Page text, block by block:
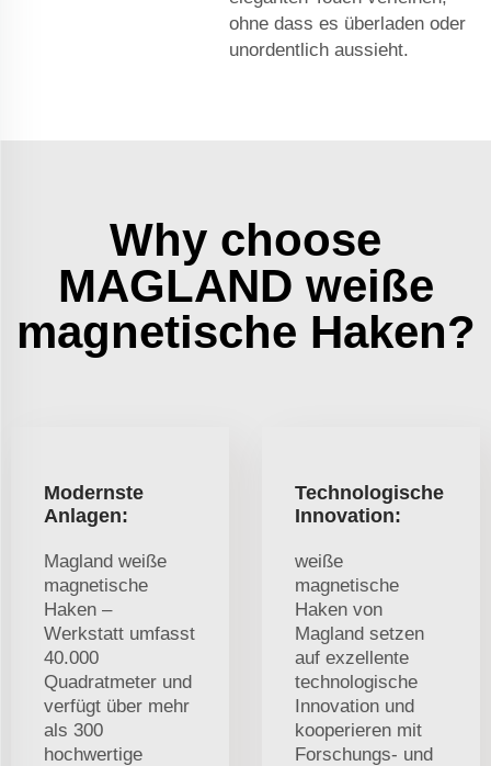
ohne dass es überladen oder
unordentlich aussieht.
Why choose
MAGLAND weiße
magnetische Haken?
Modernste
Anlagen:
Magland weiße
magnetische
Haken –
Werkstatt umfasst
40.000
Quadratmeter und
verfügt über mehr
als 300
hochwertige
Technologische
Innovation:
weiße
magnetische
Haken von
Magland setzen
auf exzellente
technologische
Innovation und
kooperieren mit
Forschungs- und